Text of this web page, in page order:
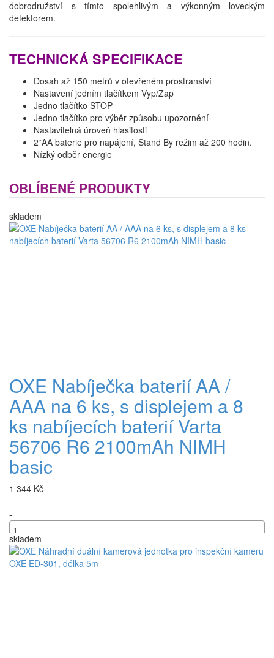
dobrodružství s tímto spolehlivým a výkonným loveckým
detektorem.
TECHNICKÁ SPECIFIKACE
Dosah až 150 metrů v otevřeném prostranství
Nastavení jedním tlačítkem Vyp/Zap
Jedno tlačítko STOP
Jedno tlačítko pro výběr způsobu upozornění
Nastavitelná úroveň hlasitosti
2*AA baterie pro napájení, Stand By režim až 200 hodin.
Nízký odběr energie
OBLÍBENÉ PRODUKTY
skladem
OXE Nabíječka baterií AA /
AAA na 6 ks, s displejem a 8
ks nabíjecích baterií Varta
56706 R6 2100mAh NIMH
basic
1 344 Kč
-
+
skladem